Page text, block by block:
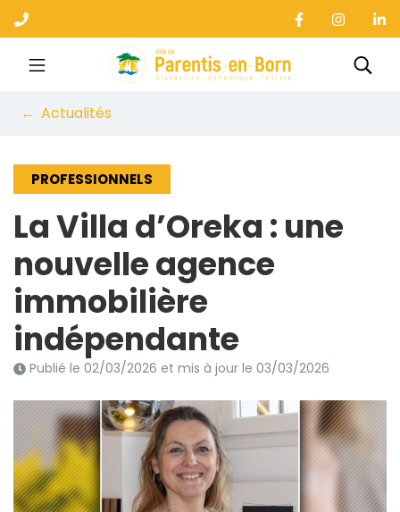
Aller
au
contenu
Ville de Parentis-en-
Actualités
PROFESSIONNELS
La Villa d’Oreka : une
nouvelle agence
immobilière
indépendante
Publié le 02/03/2026 et mis à jour le 03/03/2026